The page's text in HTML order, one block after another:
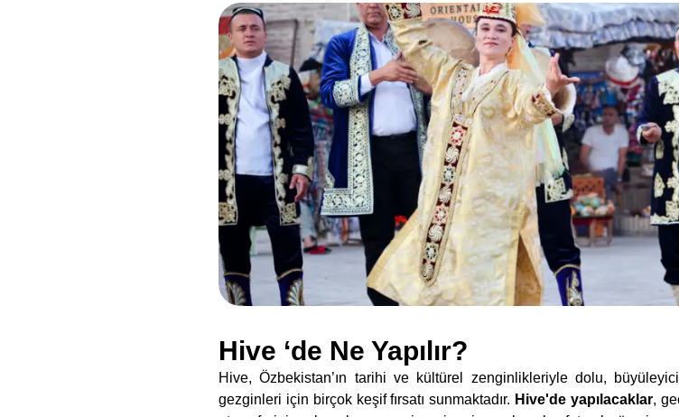
Hive ‘de Ne Yapılır?
Hive, Özbekistan’ın tarihi ve kültürel zenginlikleriyle dolu,
gezginleri için birçok keşif fırsatı sunmaktadır. Hive'de yapılacaklar,